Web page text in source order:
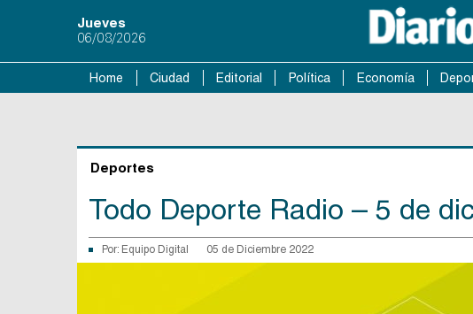
Jueves
06/08/2026
Home Ciudad Editorial Política Economía
Deportes
Todo Deporte Radio – 5 de
Por: Equipo Digital 05 de Diciembre 2022